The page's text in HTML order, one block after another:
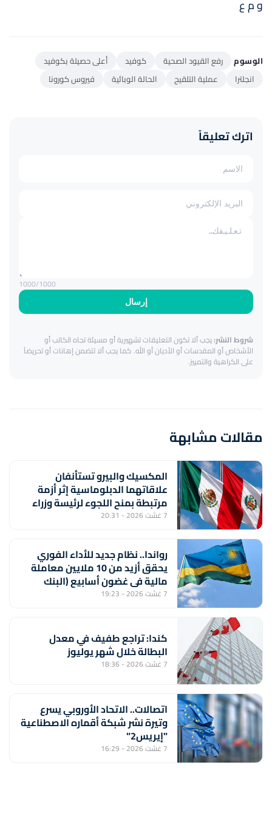
و م ع
الوسوم رفع القيود الصحية كوفيد
أعلى حصيلة بكوفيد
انجلترا
عملية التلقيح الحالة الوبائية فيروس كورونا
اترك تعليقاً
إرسال
1000/1000
شروط النشر:يجب ألا تكون التعليقات تشهيرية أو مسيئة تجاه الكاتب أو
الأشخاص أو المقدسات أو الأديان أو الله. كما يجب ألا تتضمن إهانات أو تحريضاً
على الكراهية والتمييز.
مقالات مشابهة
المكسيك والبيرو تستأنفان
علاقاتهما الدبلوماسية إثر أزمة
مرتبطة بمنح اللجوء لرئيسة وزراء
بيروفية سابقة
7 غشت 2026 - 20:31
رواندا.. نظام جديد للأداء الفوري
يحقق أزيد من 10 ملايين معاملة
مالية في غضون أسابيع (البنك
المركزي)
7 غشت 2026 - 19:23
كندا: تراجع طفيف في معدل
البطالة خلال شهر يوليوز
7 غشت 2026 - 18:36
اتصالات.. الاتحاد الأوروبي يسرع
وتيرة نشر شبكة أقماره الاصطناعية
"إيريس2"
7 غشت 2026 - 16:29